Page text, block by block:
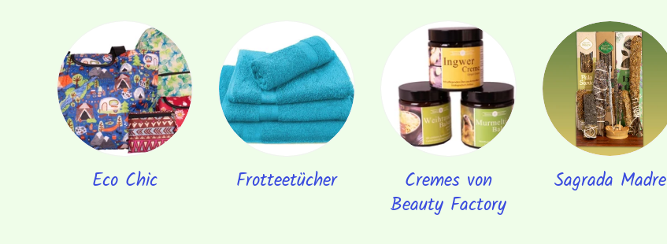
Eco Chic Frotteetücher
Cremes von
Beauty Factory
Sagrada Madre